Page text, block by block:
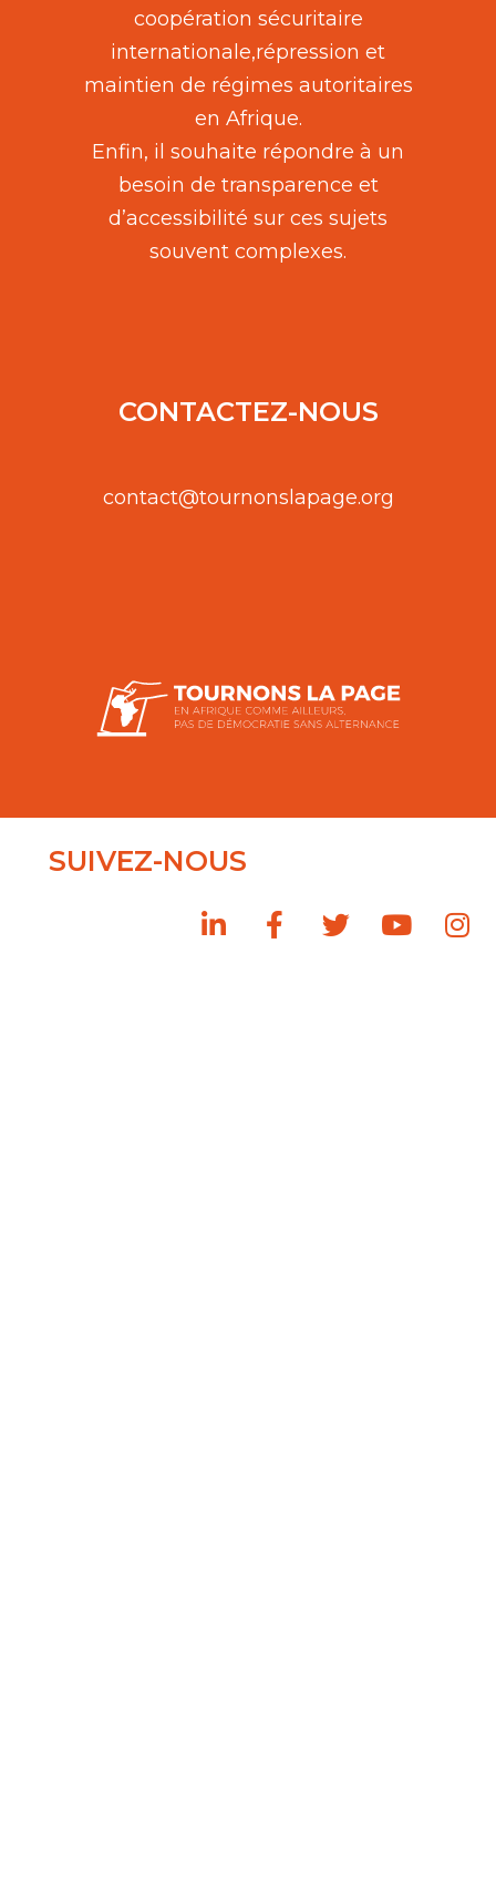
coopération sécuritaire
internationale,répression et
maintien de régimes autoritaires
en Afrique.
Enfin, il souhaite répondre à un
besoin de transparence et
d’accessibilité sur ces sujets
souvent complexes.
CONTACTEZ-NOUS
contact@tournonslapage.org
SUIVEZ-NOUS